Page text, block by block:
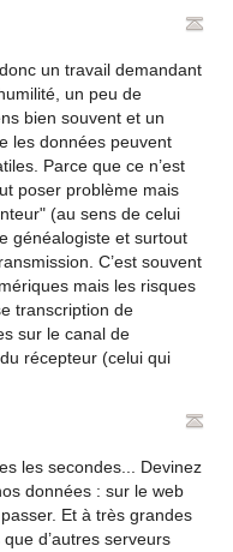
un travail demandant
un peu de
bien souvent et un
les données peuvent
Parce que ce n’est
poser problème mais
(au sens de celui
généalogiste et surtout
C’est souvent
mais les risques
transcription de
sur le canal de
récepteur (celui qui
les secondes... Devinez
données : sur le web
Et à très grandes
d’autres serveurs